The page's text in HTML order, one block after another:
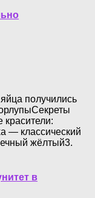
получились
красители:
— классический
жёлтый3.
в